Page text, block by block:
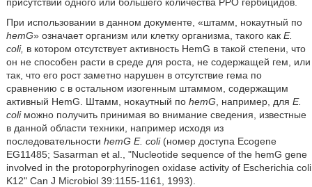
При использовании в данном документе, «штамм, нокаутный по
hemG» означает организм или клетку организма, такого как E.
coli, в котором отсутствует активность HemG в такой степени, что
он не способен расти в среде для роста, не содержащей гем, или
так, что его рост заметно нарушен в отсутствие гема по
сравнению с в остальном изогенным штаммом, содержащим
активный HemG. Штамм, нокаутный по hemG , например, для E.
coli можно получить принимая во внимание сведения, известные
в данной области техники, например исходя из
последовательности hemG E. coli (номер доступа Ecogene
EG11485; Sasarman et al., "Nucleotide sequence of the hemG gene
involved in the protoporphyrinogen oxidase activity of Escherichia coli
K12" Can J Microbiol 39:1155-1161, 1993).